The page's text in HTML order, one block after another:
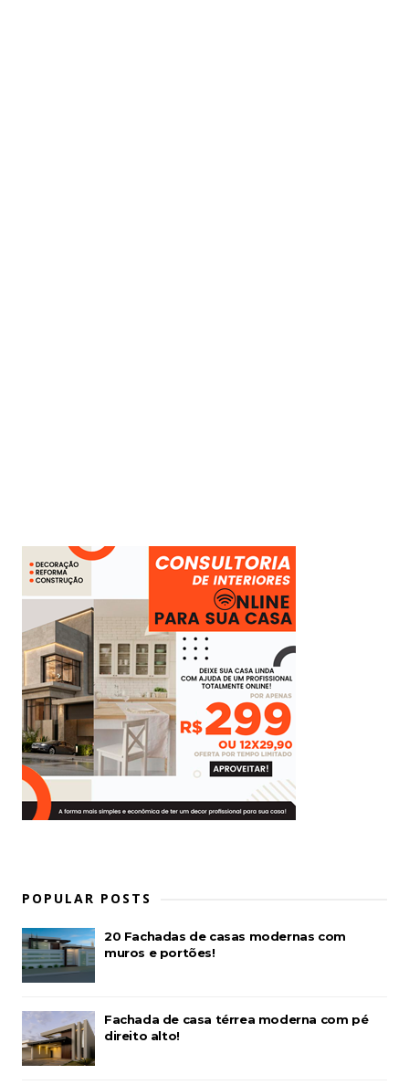
POPULAR POSTS
20 Fachadas de casas modernas com
muros e portões!
Fachada de casa térrea moderna com pé
direito alto!